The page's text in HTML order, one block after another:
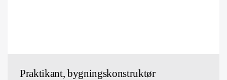
Praktikant, bygningskonstruktør